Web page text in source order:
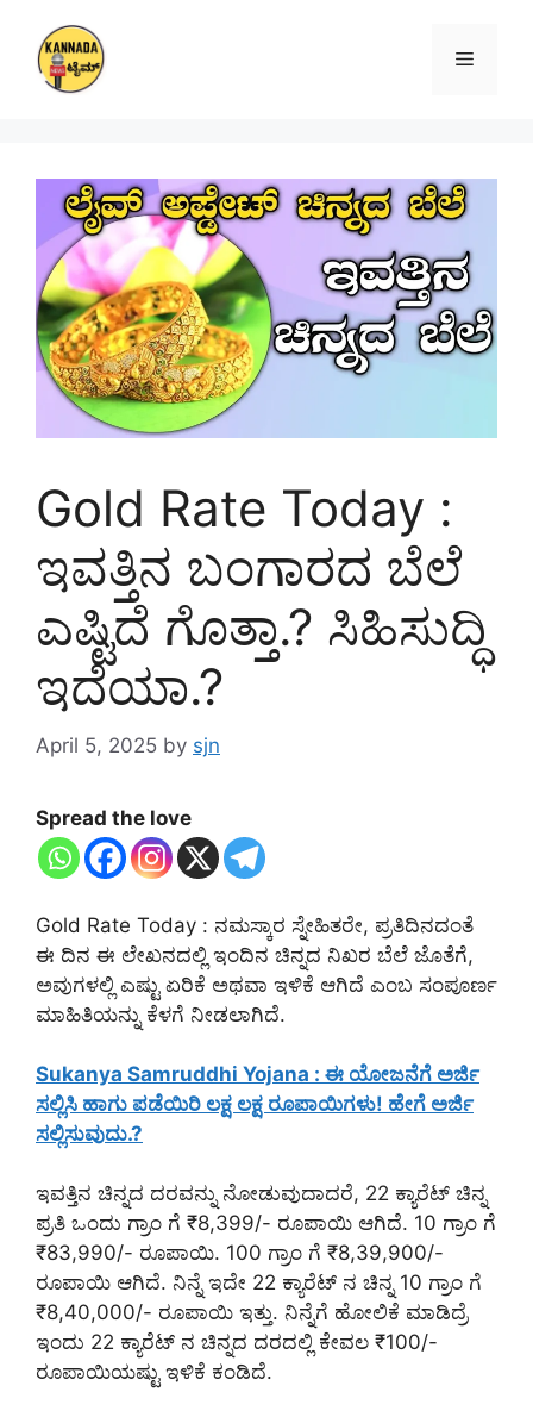
content
Menu
Gold Rate Today :
ಇವತ್ತಿನ ಬಂಗಾರದ ಬೆಲೆ
ಎಷ್ಟಿದೆ ಗೊತ್ತಾ.? ಸಿಹಿಸುದ್ಧಿ
ಇದೆಯಾ.?
April 5, 2025 by sjn
Spread the love
Gold Rate Today : ನಮಸ್ಕಾರ ಸ್ನೇಹಿತರೇ, ಪ್ರತಿದಿನದಂತೆ
ಈ ದಿನ ಈ ಲೇಖನದಲ್ಲಿ ಇಂದಿನ ಚಿನ್ನದ ನಿಖರ ಬೆಲೆ ಜೊತೆಗೆ,
ಅವುಗಳಲ್ಲಿ ಎಷ್ಟು ಏರಿಕೆ ಅಥವಾ ಇಳಿಕೆ ಆಗಿದೆ ಎಂಬ ಸಂಪೂರ್ಣ
ಮಾಹಿತಿಯನ್ನು ಕೆಳಗೆ ನೀಡಲಾಗಿದೆ.
Sukanya Samruddhi Yojana : ಈ ಯೋಜನೆಗೆ ಅರ್ಜಿ
ಸಲ್ಲಿಸಿ ಹಾಗು ಪಡೆಯಿರಿ ಲಕ್ಷ ಲಕ್ಷ ರೂಪಾಯಿಗಳು! ಹೇಗೆ ಅರ್ಜಿ
ಸಲ್ಲಿಸುವುದು.?
ಇವತ್ತಿನ ಚಿನ್ನದ ದರವನ್ನು ನೋಡುವುದಾದರೆ, 22 ಕ್ಯಾರೆಟ್ ಚಿನ್ನ
ಪ್ರತಿ ಒಂದು ಗ್ರಾಂ ಗೆ ₹8,399/- ರೂಪಾಯಿ ಆಗಿದೆ. 10 ಗ್ರಾಂ ಗೆ
₹83,990/- ರೂಪಾಯಿ. 100 ಗ್ರಾಂ ಗೆ ₹8,39,900/-
ರೂಪಾಯಿ ಆಗಿದೆ. ನಿನ್ನೆ ಇದೇ 22 ಕ್ಯಾರೆಟ್ ನ ಚಿನ್ನ 10 ಗ್ರಾಂ ಗೆ
₹8,40,000/- ರೂಪಾಯಿ ಇತ್ತು. ನಿನ್ನೆಗೆ ಹೋಲಿಕೆ ಮಾಡಿದ್ರೆ
ಇಂದು 22 ಕ್ಯಾರೆಟ್ ನ ಚಿನ್ನದ ದರದಲ್ಲಿ ಕೇವಲ ₹100/-
ರೂಪಾಯಿಯಷ್ಟು ಇಳಿಕೆ ಕಂಡಿದೆ.